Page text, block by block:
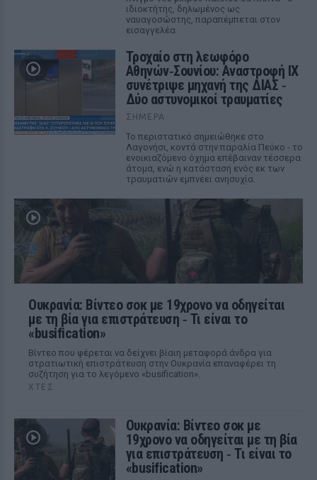
ιδιοκτήτης, δηλωμένος ως
ναυαγοσώστης, παραπέμπεται στον
εισαγγελέα
Τροχαίο στη λεωφόρο
Αθηνών‑Σουνίου: Αναστροφή ΙΧ
συνέτριψε μηχανή της ΔΙΑΣ ‑
Δύο αστυνομικοί τραυματίες
ΣΉΜΕΡΑ
Το περιστατικό σημειώθηκε στο
Λαγονήσι, κοντά στην παραλία Πεύκο - το
ενοικιαζόμενο όχημα επέβαιναν τέσσερα
άτομα, ενώ η κατάσταση ενός εκ των
τραυματιών εμπνέει ανησυχία.
Ουκρανία: Βίντεο σοκ με 19χρονο να οδηγείται
με τη βία για επιστράτευση ‑ Τι είναι το
«busification»
Βίντεο που φέρεται να δείχνει βίαιη μεταφορά άνδρα για
στρατιωτική επιστράτευση στην Ουκρανία επαναφέρει τη
συζήτηση για το λεγόμενο «busification».
ΧΤΕΣ
Ουκρανία: Βίντεο σοκ με
19χρονο να οδηγείται με τη βία
για επιστράτευση ‑ Τι είναι το
«busification»